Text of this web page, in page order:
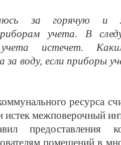
за горячую и
учета. В
учета истечет.
за воду, если приборы
ресурса
истек межповерочный
предоставления
помещений в